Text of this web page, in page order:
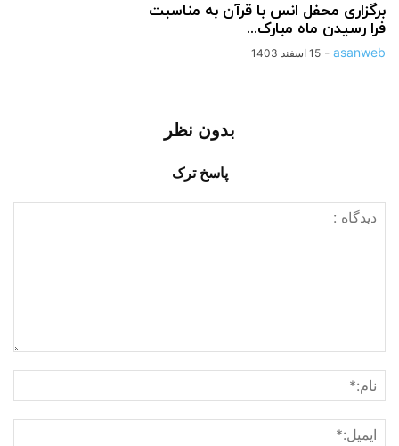
برگزاری محفل انس با قرآن به مناسبت
فرا رسیدن ماه مبارک...
asanweb
- 15 اسفند 1403
بدون نظر
پاسخ ترک